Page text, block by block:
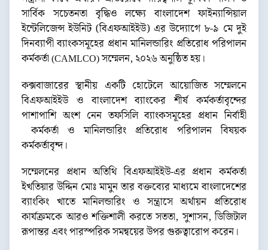
সার্বিক সচেতনতা বৃদ্ধিও লক্ষ্যে বাংলাদেশ ফাইন্যান্সিয়াল
ইন্টেলিজেন্স ইউনিট (বিএফআইইউ) এর উদ্যোগে ৮-৯ মে দুই
দিনব্যাপী ব্যাংকসমূহের প্রধান মানিলন্ডারিং প্রতিরোধ পরিপালন
কর্মকর্তা (CAMLCO)সম্মেলন, ২০২৬ অনুষ্ঠিত হয়।
কক্সবাজারের স্থানীয় একটি হোটেলে আয়োজিত সম্মেলনে
বিএফআইইউ ও বাংলাদেশ ব্যাংকের শীর্ষ কর্মকর্তাবৃন্দের
পাশাপাশি অংশ নেন তফসিলি ব্যাংকসমূহের প্রধান নির্বাহী
কর্মকর্তা ও মানিলন্ডারিং প্রতিরোধ পরিপালন বিষয়ক
কর্মকর্তাবৃন্দ।
সম্মেলনের প্রধান অতিথি বিএফআইইউ-এর প্রধান কর্মকর্তা
ইখতিয়ার উদ্দিন মোঃ মামুন তার বক্তব্যের মাধ্যমে বাংলাদেশের
ব্যাংকিং খাতে মানিলন্ডারিং ও সন্ত্রাসে অর্থায়ন প্রতিরোধ
কার্যক্রমকে আরও শক্তিশালী করতে সততা, সুশাসন, ডিজিটাল
রূপান্তর এবং পারস্পরিক সমন্বয়ের উপর গুরুত্বারোপ করেন।